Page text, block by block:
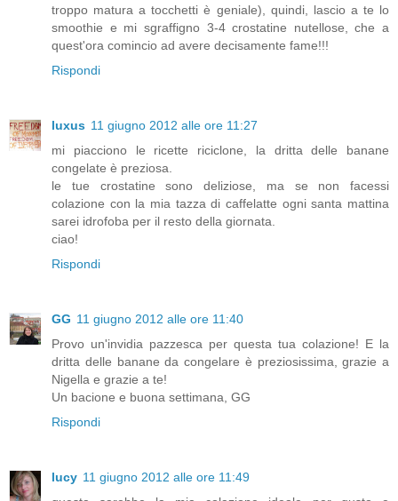
troppo matura a tocchetti è geniale), quindi, lascio a te lo
smoothie e mi sgraffigno 3-4 crostatine nutellose, che a
quest'ora comincio ad avere decisamente fame!!!
Rispondi
luxus 11 giugno 2012 alle ore 11:27
mi piacciono le ricette riciclone, la dritta delle banane
congelate è preziosa.
le tue crostatine sono deliziose, ma se non facessi
colazione con la mia tazza di caffelatte ogni santa mattina
sarei idrofoba per il resto della giornata.
ciao!
Rispondi
GG 11 giugno 2012 alle ore 11:40
Provo un'invidia pazzesca per questa tua colazione! E la
dritta delle banane da congelare è preziosissima, grazie a
Nigella e grazie a te!
Un bacione e buona settimana, GG
Rispondi
lucy 11 giugno 2012 alle ore 11:49